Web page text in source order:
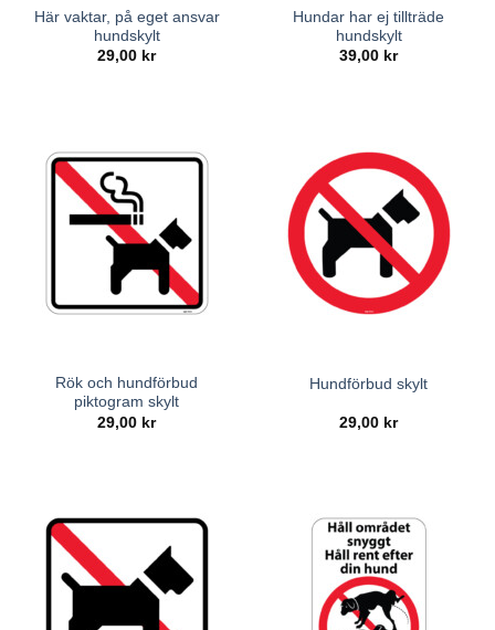
Här vaktar, på eget ansvar
hundskylt
29,00 kr
Hundar har ej tillträde
hundskylt
39,00 kr
Rök och hundförbud
piktogram skylt
29,00 kr
Hundförbud skylt
29,00 kr